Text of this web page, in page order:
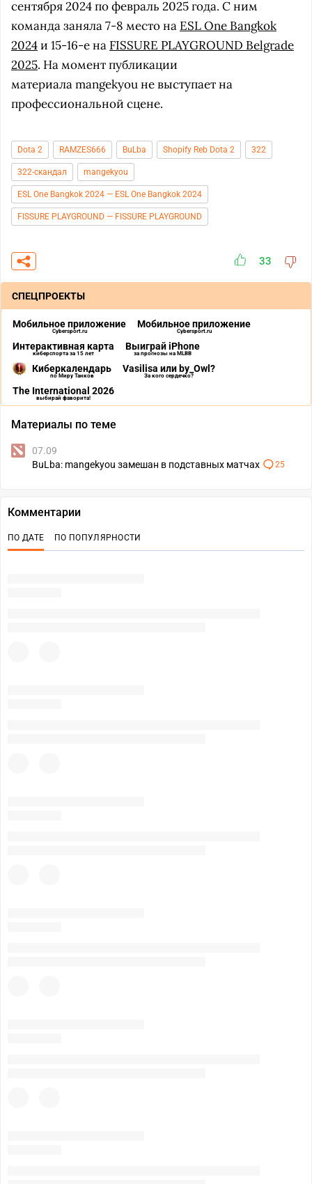
сентября 2024 по февраль 2025 года. С ним
команда заняла 7-8 место на ESL One Bangkok
2024и 15-16-е на FISSURE PLAYGROUND Belgrade
2025. На момент публикации
материала mangekyou не выступает на
профессиональной сцене.
Dota 2 RAMZES666 BuLba Shopify Reb Dota 2 322
322-скандал mangekyou
ESL One Bangkok 2024 — ESL One Bangkok 2024
FISSURE PLAYGROUND — FISSURE PLAYGROUND
33
СПЕЦПРОЕКТЫ
Мобильное приложение
Cybersport.ru
Мобильное приложение
Cybersport.ru
Интерактивная карта
киберспорта за 15 лет
Выиграй iPhone
за прогнозы на MLBB
Киберкалендарь
по Миру Танков
Vasilisa или by_Owl?
За кого сердечко?
The International 2026
выбирай фаворита!
Материалы по теме
07.09
BuLba: mangekyou замешан в подставных матчах
25
Комментарии
ПО ДАТЕ ПО ПОПУЛЯРНОСТИ